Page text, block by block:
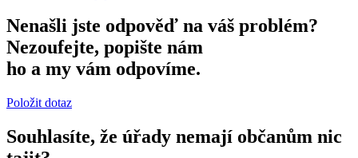
Nenašli jste odpověď na váš problém?
Nezoufejte, popište nám
ho a my vám odpovíme.
Položit dotaz
Souhlasíte, že úřady nemají občanům nic